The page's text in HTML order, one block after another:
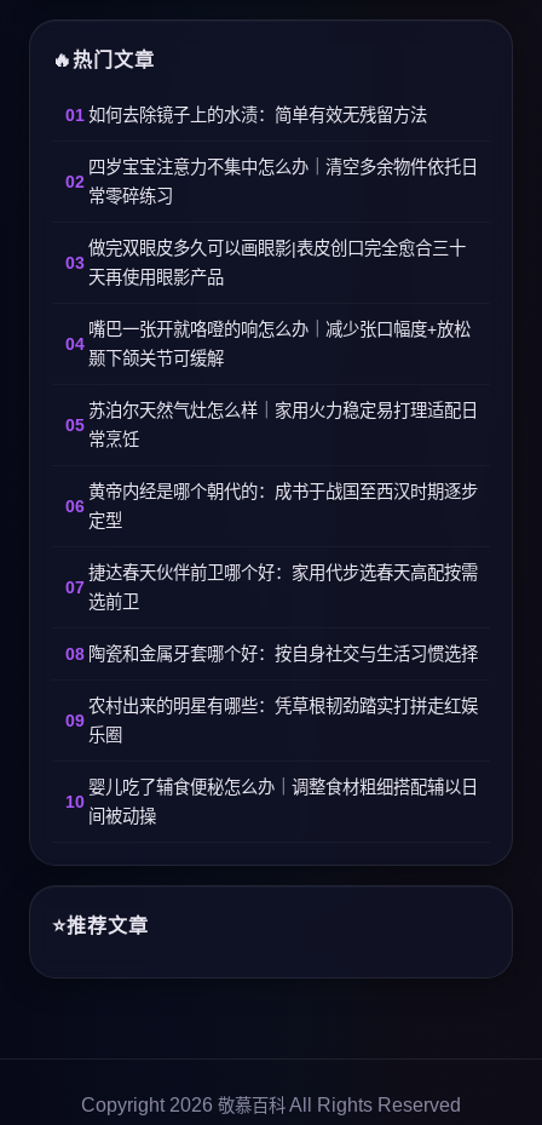
热门文章
如何去除镜子上的水渍：简单有效无残留方法
四岁宝宝注意力不集中怎么办｜清空多余物件依托日
常零碎练习
做完双眼皮多久可以画眼影|表皮创口完全愈合三十
天再使用眼影产品
嘴巴一张开就咯噔的响怎么办｜减少张口幅度+放松
颞下颌关节可缓解
苏泊尔天然气灶怎么样｜家用火力稳定易打理适配日
常烹饪
黄帝内经是哪个朝代的：成书于战国至西汉时期逐步
定型
捷达春天伙伴前卫哪个好：家用代步选春天高配按需
选前卫
陶瓷和金属牙套哪个好：按自身社交与生活习惯选择
农村出来的明星有哪些：凭草根韧劲踏实打拼走红娱
乐圈
婴儿吃了辅食便秘怎么办｜调整食材粗细搭配辅以日
间被动操
推荐文章
Copyright 2026 敬慕百科All Rights Reserved